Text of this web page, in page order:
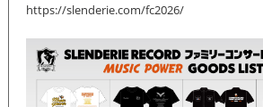
https://slenderie.com/fc2026/